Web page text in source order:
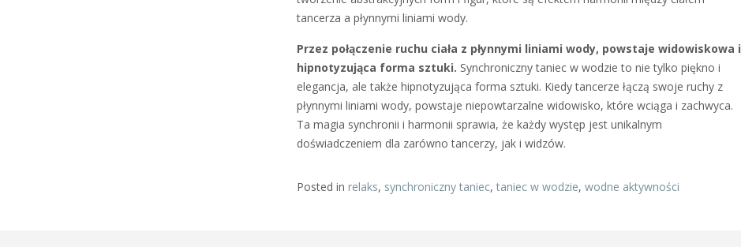
tancerza a płynnymi liniami wody.
Przez połączenie ruchu ciała z płynnymi liniami wody, powstaje widowiskowa i
hipnotyzująca forma sztuki. Synchroniczny taniec w wodzie to nie tylko piękno i
elegancja, ale także hipnotyzująca forma sztuki. Kiedy tancerze łączą swoje ruchy z
płynnymi liniami wody, powstaje niepowtarzalne widowisko, które wciąga i zachwyca.
Ta magia synchronii i harmonii sprawia, że każdy występ jest unikalnym
doświadczeniem dla zarówno tancerzy, jak i widzów.
Posted in relaks, synchroniczny taniec, taniec w wodzie, wodne aktywności